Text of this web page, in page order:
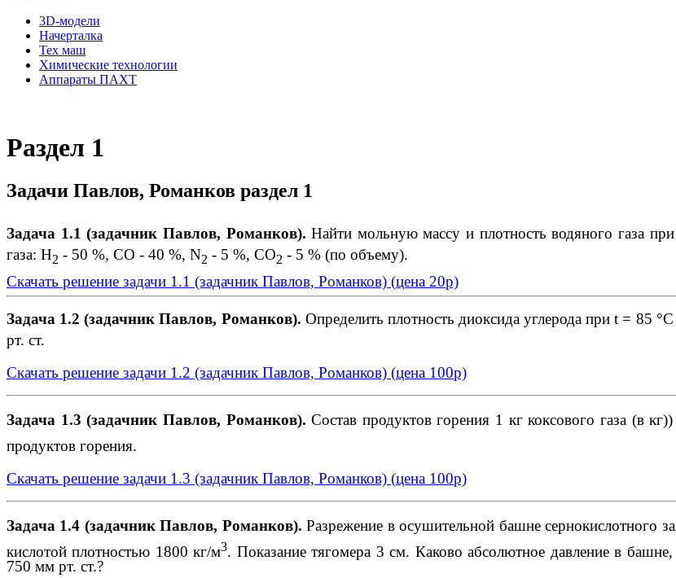
3D-модели
Начерталка
Тех маш
Химические технологии
Аппараты ПАХТ
Раздел 1
Задачи Павлов, Романков раздел 1
Задача 1.1 (задачник Павлов, Романков). Найти мольную массу и плотность водяного газа
газа: Н2 - 50 %, СО - 40 %, N2 - 5 %, СО2 - 5 % (по объему).
Скачать решение задачи 1.1 (задачник Павлов, Романков) (цена 20р)
Задача 1.2 (задачник Павлов, Романков). Определить плотность диоксида углерода при t = 85
рт. ст.
Скачать решение задачи 1.2 (задачник Павлов, Романков) (цена 100р)
Задача 1.3 (задачник Павлов, Романков). Состав продуктов горения 1 кг коксового газа (в
продуктов горения.
Скачать решение задачи 1.3 (задачник Павлов, Романков) (цена 100р)
Задача 1.4 (задачник Павлов, Романков). Разрежение в осушительной башне сернокислотного
кислотой плотностью 1800 кг/м3. Показание тягомера 3 см. Каково абсолютное давление в
750 мм рт. ст.?